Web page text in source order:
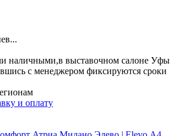
наличными,в выставочном салоне Уфы
с менеджером фиксируются сроки
и оплату